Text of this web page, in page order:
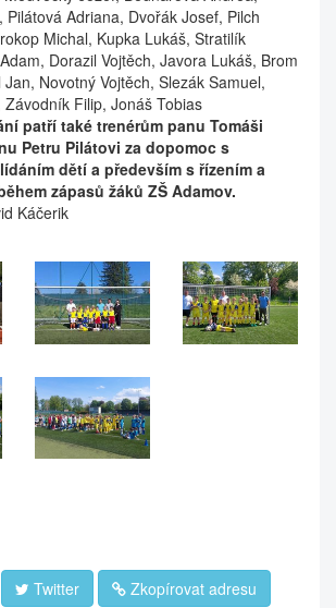
Pilátová Adriana, Dvořák Josef, Pilch
Michal, Kupka Lukáš, Stratilík
Dorazil Vojtěch, Javora Lukáš, Brom
Novotný Vojtěch, Slezák Samuel,
Filip, Jonáš Tobias
patří také trenérům panu Tomáši
Petru Pilátovi za dopomoc s
dětí a především s řízením a
zápasů žáků ZŠ Adamov.
Káčerik
Twitter Zkopírovat adresu